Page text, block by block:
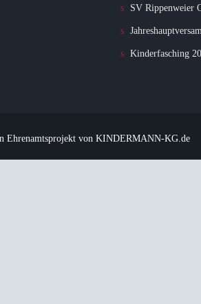
SV Rippenweier
Kinderfasching
Ehrenamtsprojekt von KINDERMANN-KG.de